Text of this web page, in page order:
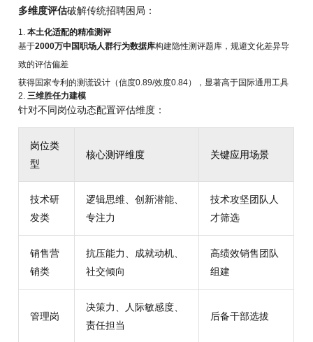
多维度评估破解传统招聘困局：
1.本土化适配的精准测评
基于2000万中国职场人群行为数据库构建隐性测评题库，规避文化差异导
致的评估偏差
获得国家专利的测谎设计（信度0.89/效度0.84），显著高于国际通用工具
2.三维胜任力建模
针对不同岗位动态配置评估维度：
岗位类
型
核心测评维度 关键应用场景
技术研
发类
逻辑思维、创新潜能、
专注力
技术攻坚团队人
才筛选
销售营
销类
抗压能力、成就动机、
社交倾向
高绩效销售团队
组建
管理岗
决策力、人际敏感度、
责任担当
后备干部选拔